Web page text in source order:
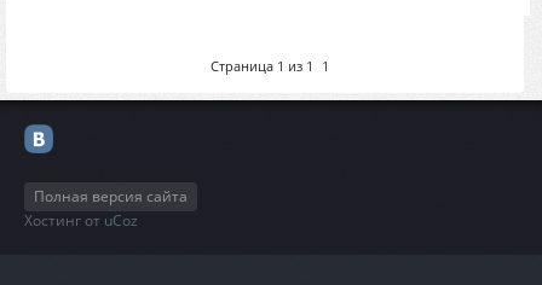
Страница 1 из 1 1
Полная версия сайта
Хостинг от uCoz